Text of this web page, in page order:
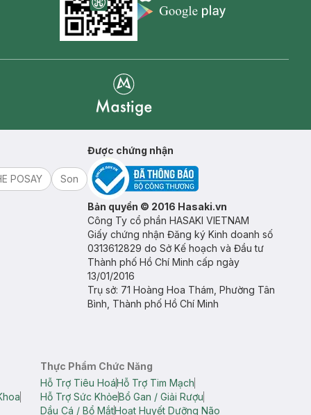
Appstore icon
POSAY
Son
Được chứng nhận
Bản quyền © 2016 Hasaki.vn
Công Ty cổ phần HASAKI VIETNAM
Giấy chứng nhận Đăng ký Kinh doanh số
0313612829 do Sở Kế hoạch và Đầu tư
Thành phố Hồ Chí Minh cấp ngày
13/01/2016
Trụ sở: 71 Hoàng Hoa Thám, Phường Tân
Bình, Thành phố Hồ Chí Minh
Thực Phẩm Chức Năng
Hỗ Trợ Tiêu HoáHỗ Trợ Tim Mạch
Hỗ Trợ Sức KhỏeBổ Gan / Giải Rượu
Dầu Cá / Bổ MắtHoạt Huyết Dưỡng Não